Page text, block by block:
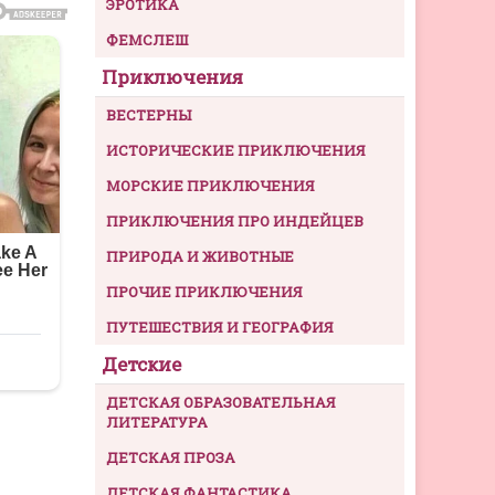
ЭРОТИКА
ФЕМСЛЕШ
Приключения
ВЕСТЕРНЫ
ИСТОРИЧЕСКИЕ ПРИКЛЮЧЕНИЯ
МОРСКИЕ ПРИКЛЮЧЕНИЯ
ПРИКЛЮЧЕНИЯ ПРО ИНДЕЙЦЕВ
ПРИРОДА И ЖИВОТНЫЕ
ПРОЧИЕ ПРИКЛЮЧЕНИЯ
ПУТЕШЕСТВИЯ И ГЕОГРАФИЯ
Детские
ДЕТСКАЯ ОБРАЗОВАТЕЛЬНАЯ
ЛИТЕРАТУРА
ДЕТСКАЯ ПРОЗА